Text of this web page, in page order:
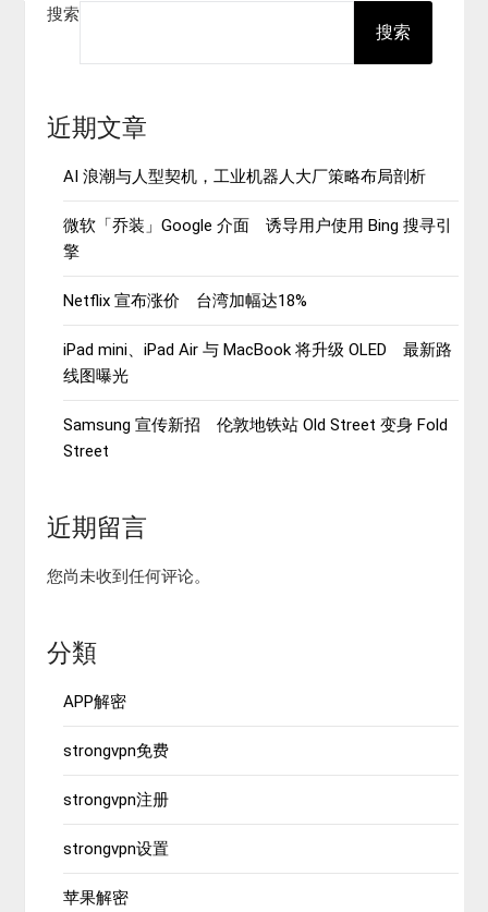
搜索
搜索
近期文章
AI 浪潮与人型契机，工业机器人大厂策略布局剖析
微软「乔装」Google 介面 诱导用户使用 Bing 搜寻引
擎
Netflix 宣布涨价 台湾加幅达18%
iPad mini、iPad Air 与 MacBook 将升级 OLED 最新路
线图曝光
Samsung 宣传新招 伦敦地铁站 Old Street 变身 Fold
Street
近期留言
您尚未收到任何评论。
分類
APP解密
strongvpn免费
strongvpn注册
strongvpn设置
苹果解密